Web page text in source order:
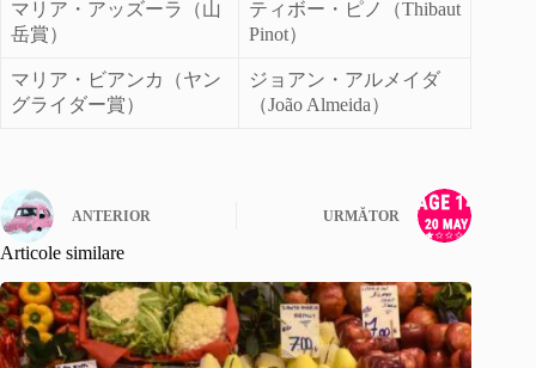
マリア・アッズーラ（山
岳賞）
ティボー・ピノ（Thibaut
Pinot）
マリア・ビアンカ（ヤン
グライダー賞）
ジョアン・アルメイダ
（João Almeida）
ANTERIOR URMĂTOR
Articole similare